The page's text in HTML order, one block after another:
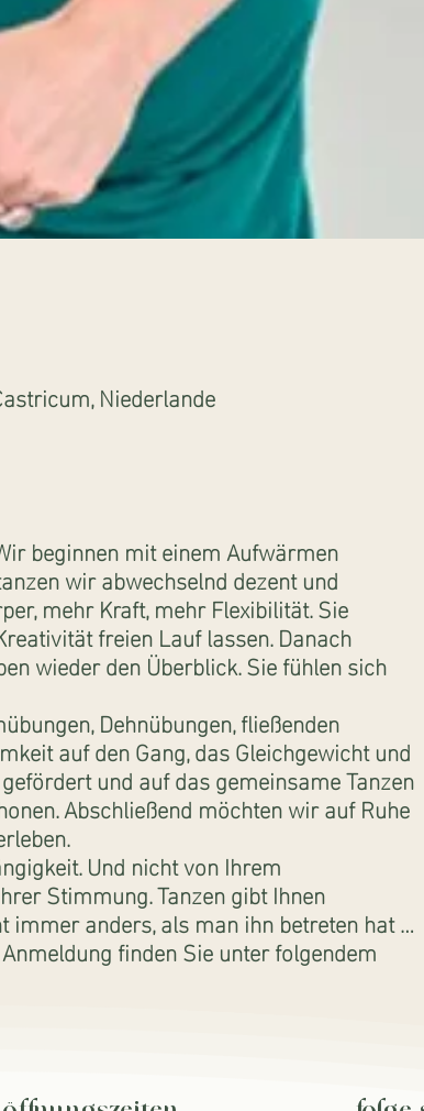
Niederlande
beginnen mit einem Aufwärmen
wir abwechselnd dezent und
mehr Kraft, mehr Flexibilität. Sie
freien Lauf lassen. Danach
wieder den Überblick. Sie fühlen sich
Dehnübungen, fließenden
auf den Gang, das Gleichgewicht und
und auf das gemeinsame Tanzen
Abschließend möchten wir auf Ruhe
Und nicht von Ihrem
Stimmung. Tanzen gibt Ihnen
anders, als man ihn betreten hat …
finden Sie unter folgendem